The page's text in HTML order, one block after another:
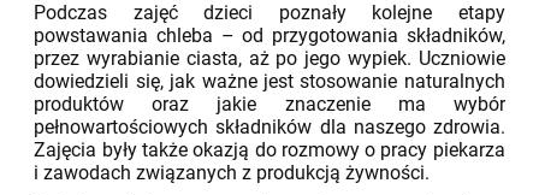
Podczas zajęć dzieci poznały kolejne etapy
powstawania chleba – od przygotowania składników,
przez wyrabianie ciasta, aż po jego wypiek. Uczniowie
dowiedzieli się, jak ważne jest stosowanie naturalnych
produktów oraz jakie znaczenie ma wybór
pełnowartościowych składników dla naszego zdrowia.
Zajęcia były także okazją do rozmowy o pracy piekarza
i zawodach związanych z produkcją żywności.